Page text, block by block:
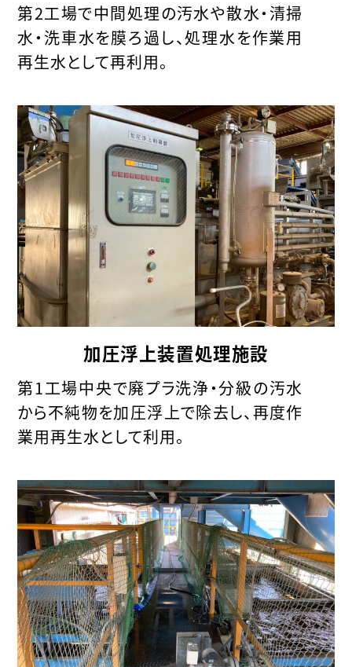
第2工場で中間処理の汚水や散水・清掃
水・洗車水を膜ろ過し、処理水を作業用
再生水として再利用。
加圧浮上装置処理施設
第1工場中央で廃プラ洗浄・分級の汚水
から不純物を加圧浮上で除去し、再度作
業用再生水として利用。